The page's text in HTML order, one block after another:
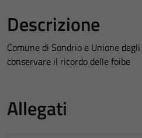
Descrizione
Comune di Sondrio e Unione
conservare il ricordo delle foibe
Allegati